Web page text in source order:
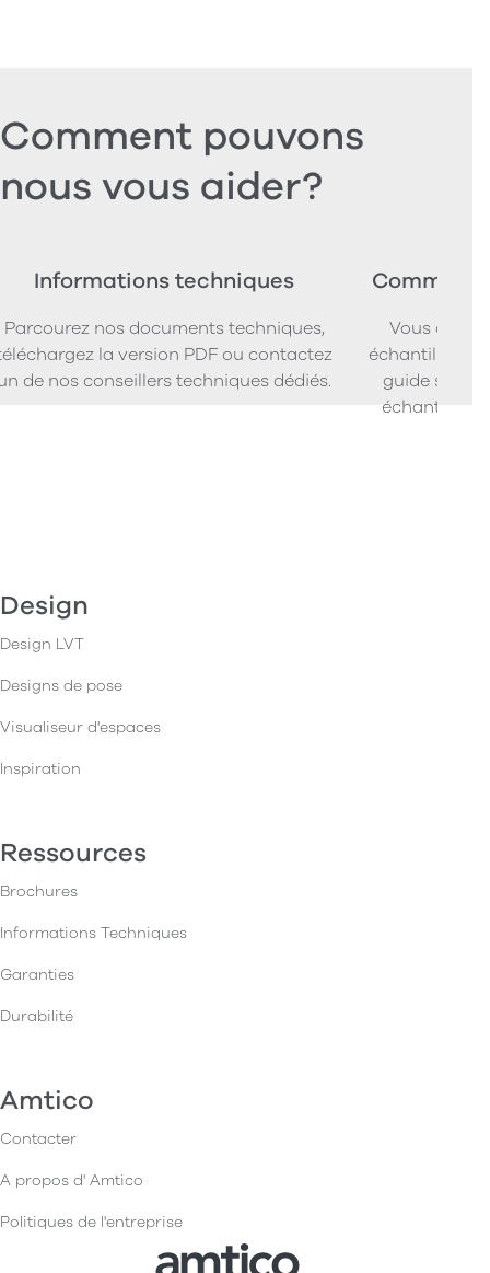
Comment pouvons
nous vous aider?
Informations techniques
Parcourez nos documents techniques,
la version PDF ou contactez
de nos conseillers techniques dédiés.
Vous
échantillons
guide
Design
Design LVT
Designs de pose
Visualiseur d'espaces
Inspiration
Ressources
Brochures
Informations Techniques
Garanties
Durabilité
Amtico
Contacter
A propos d' Amtico
Politiques de l'entreprise